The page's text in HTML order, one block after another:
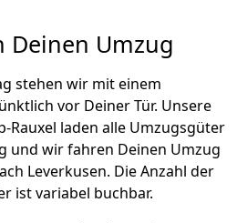
Deinen Umzug
stehen wir mit einem
vor Deiner Tür. Unsere
Rauxel laden alle Umzugsgüter
und wir fahren Deinen Umzug
Leverkusen. Die Anzahl der
ist variabel buchbar.